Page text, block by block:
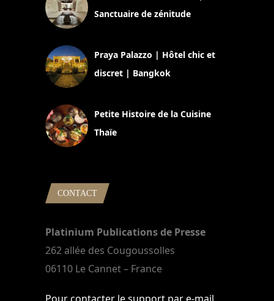
Sanctuaire de zénitude
Praya Palazzo | Hôtel chic et
discret | Bangkok
Petite Histoire de la Cuisine
Thaïe
CONTACT
Platinium Publications de Presse
262 allée des Cougoussolles
06110 Le Cannet – France